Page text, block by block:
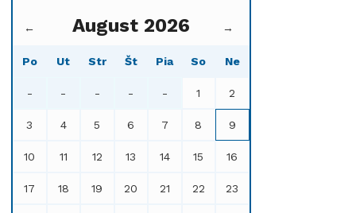
← August 2026 →
Po Ut Str Št Pia So Ne
- - - - - 1 2
3 4 5 6 7 8 9
10 11 12 13 14 15 16
17 18 19 20 21 22 23